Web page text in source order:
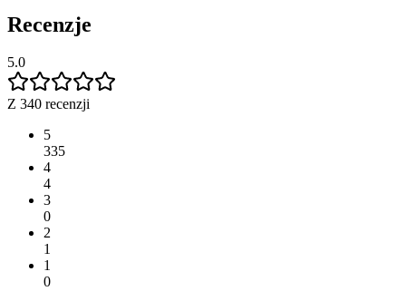
Recenzje
5.0
Z 340 recenzji
5
335
4
4
3
0
2
1
1
0